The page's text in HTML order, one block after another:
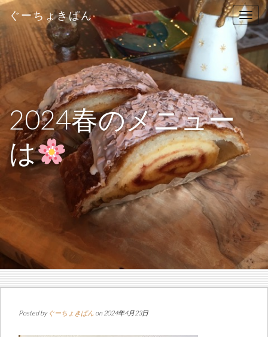
T
o
g
g
l
e
a
i
g
o
n
ぐーちょきぱん
2024春のメニュー
は
Posted by ぐーちょきぱん on 2024年4月23日